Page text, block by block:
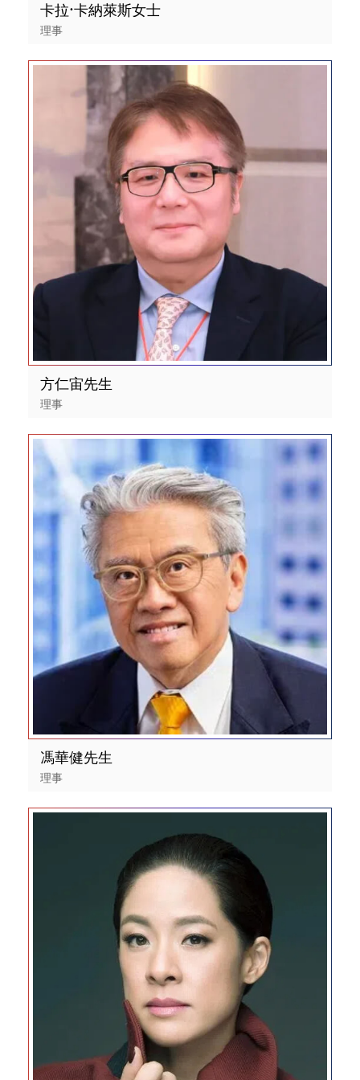
卡拉·卡納萊斯女士
理事
方仁宙先生
理事
馮華健先生
理事